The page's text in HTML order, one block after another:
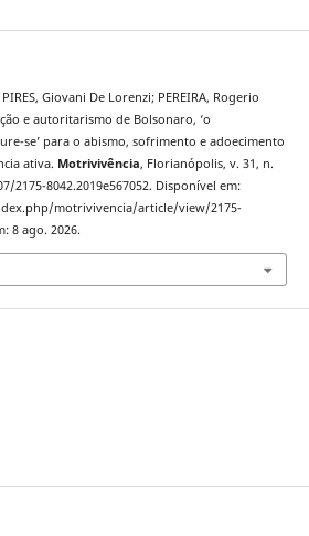
Giovani De Lorenzi; PEREIRA, Rogerio
e autoritarismo de Bolsonaro, ‘o
se’ para o abismo, sofrimento e adoecimento
ativa. Motrivivência, Florianópolis, v. 31, n.
2175-8042.2019e567052. Disponível em:
motrivivencia/article/view/2175-
8 ago. 2026.